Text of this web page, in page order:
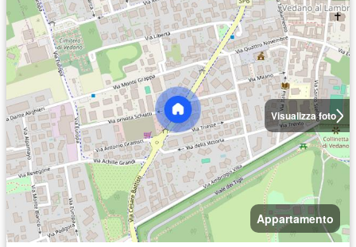
Visualizza foto
Appartamento